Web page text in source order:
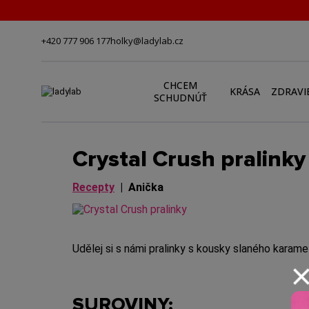
+420 777 906 177holky@ladylab.cz
CHCEM
SCHUDNÚŤ
KRÁSA
Crystal Crush pralinky
Recepty | Anička
Udělej si s námi pralinky s kousky slaného
SUROVINY: